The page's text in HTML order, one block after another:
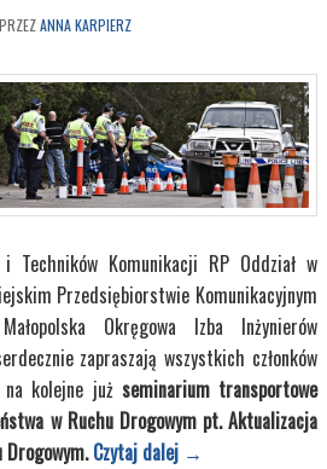
PRZEZANNA KARPIERZ
i Techników Komunikacji RP Oddział w
Przedsiębiorstwie Komunikacyjnym
Okręgowa Izba Inżynierów
zapraszają wszystkich członków
na kolejne już seminarium transportowe
w Ruchu Drogowym pt. Aktualizacja
Drogowym.Czytaj dalej →